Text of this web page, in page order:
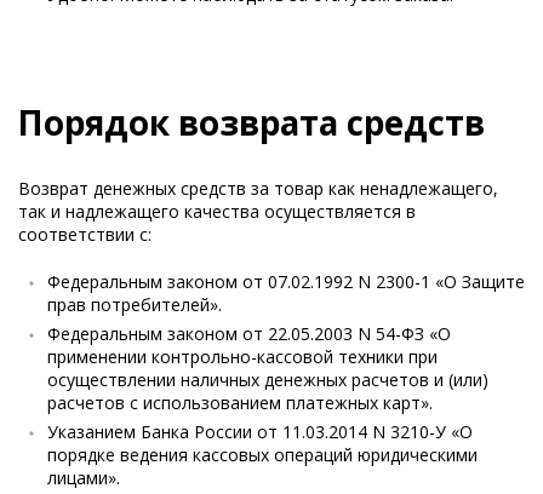
Порядок возврата средств
Возврат денежных средств за товар как ненадлежащего,
так и надлежащего качества осуществляется в
соответствии с:
Федеральным законом от 07.02.1992 N 2300-1 «О Защите
прав потребителей».
Федеральным законом от 22.05.2003 N 54-ФЗ «О
применении контрольно-кассовой техники при
осуществлении наличных денежных расчетов и (или)
расчетов с использованием платежных карт».
Указанием Банка России от 11.03.2014 N 3210-У «О
порядке ведения кассовых операций юридическими
лицами».